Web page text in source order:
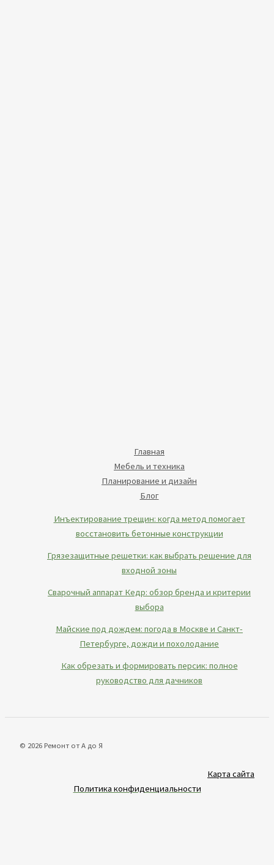
Главная
Мебель и техника
Планирование и дизайн
Блог
Инъектирование трещин: когда метод помогает
восстановить бетонные конструкции
Грязезащитные решетки: как выбрать решение для
входной зоны
Сварочный аппарат Кедр: обзор бренда и критерии
выбора
Майские под дождем: погода в Москве и Санкт-
Петербурге, дожди и похолодание
Как обрезать и формировать персик: полное
руководство для дачников
© 2026 Ремонт от А до Я
Карта сайта
Политика конфиденциальности